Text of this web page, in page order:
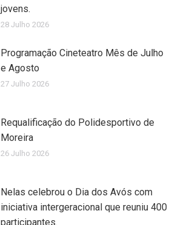
jovens.
28 Julho 2026
Programação Cineteatro Mês de Julho
e Agosto
27 Julho 2026
Requalificação do Polidesportivo de
Moreira
26 Julho 2026
Nelas celebrou o Dia dos Avós com
iniciativa intergeracional que reuniu 400
participantes.